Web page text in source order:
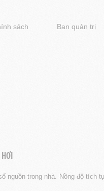
sách Ban quản trị
trong nhà. Nồng độ tích